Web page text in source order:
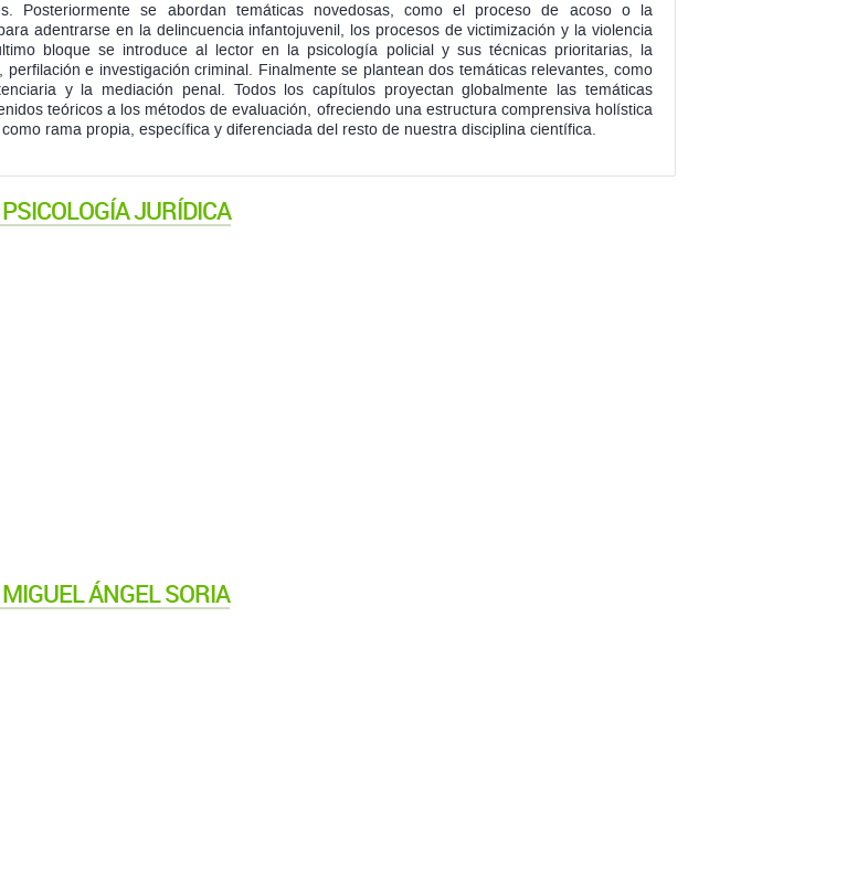
Posteriormente se abordan temáticas novedosas, como el proceso de acoso o la
adentrarse en la delincuencia infantojuvenil, los procesos de victimización y la violencia
bloque se introduce al lector en la psicología policial y sus técnicas prioritarias, la
perfilación e investigación criminal. Finalmente se plantean dos temáticas relevantes, como
y la mediación penal. Todos los capítulos proyectan globalmente las temáticas
teóricos a los métodos de evaluación, ofreciendo una estructura comprensiva holística
rama propia, específica y diferenciada del resto de nuestra disciplina científica.
PSICOLOGÍA JURÍDICA
MIGUEL ÁNGEL SORIA